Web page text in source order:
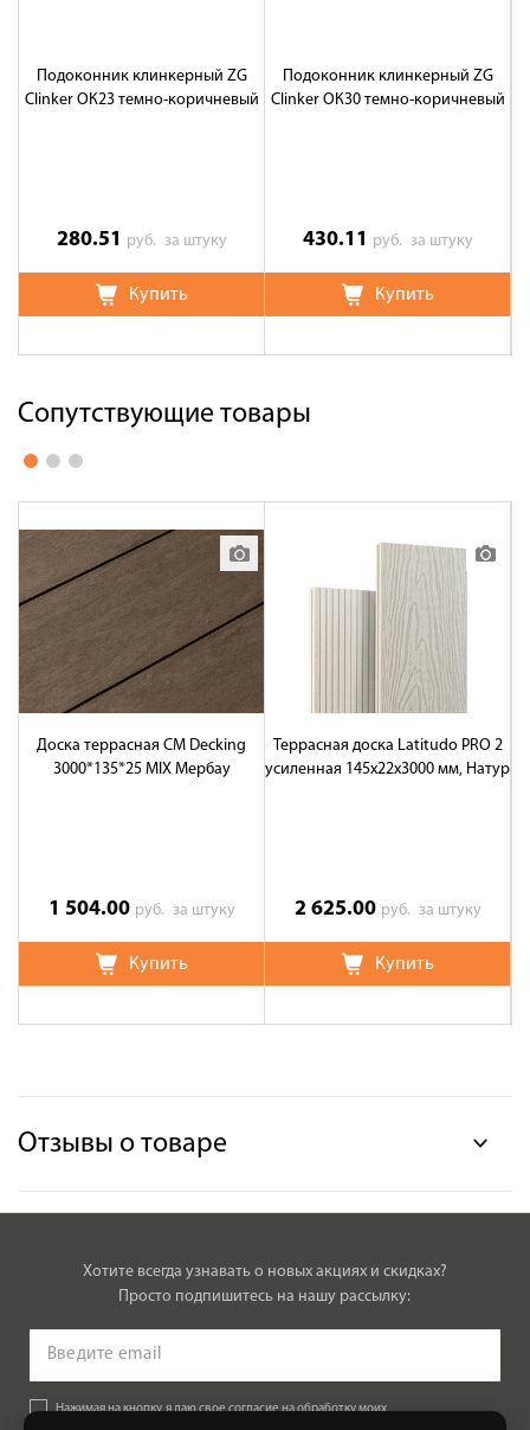
Подоконник клинкерный ZG
Clinker ОК23 темно-коричневый
280.51 руб. за штуку
Купить
Подоконник клинкерный ZG
Clinker ОК30 темно-коричневый
430.11 руб. за штуку
Купить
Сопутствующие товары
Доска террасная CM Decking
3000*135*25 MIX Мербау
1 504.00 руб. за штуку
Купить
Террасная доска Latitudo PRO 2
усиленная 145х22х3000 мм, Натур
2 625.00 руб. за штуку
Купить
Отзывы о товаре
Хотите всегда узнавать о новых акциях и скидках?
Просто подпишитесь на нашу рассылку:
Нажимая на кнопку, я даю свое согласие на обработку моих